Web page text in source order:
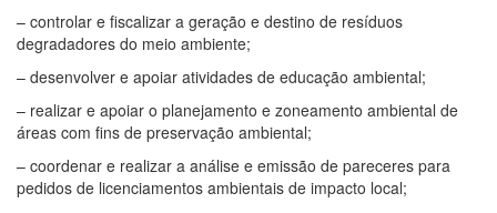
– controlar e fiscalizar a geração e destino de resíduos
degradadores do meio ambiente;
– desenvolver e apoiar atividades de educação ambiental;
– realizar e apoiar o planejamento e zoneamento ambiental de
áreas com fins de preservação ambiental;
– coordenar e realizar a análise e emissão de pareceres para
pedidos de licenciamentos ambientais de impacto local;